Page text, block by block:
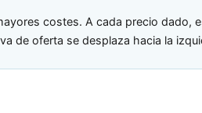
costes. A cada precio dado,
de oferta se desplaza hacia la